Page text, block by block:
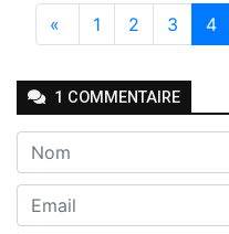
« 1 2 3 4
1 COMMENTAIRE